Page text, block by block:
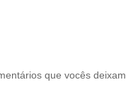
que vocês deixam.